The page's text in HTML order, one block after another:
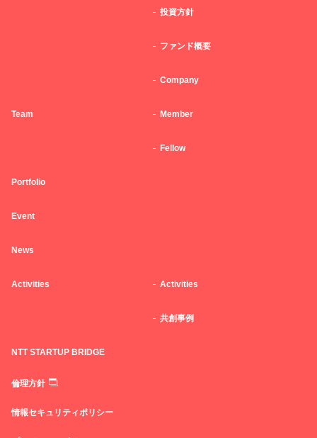
投資方針
ファンド概要
Company
Team Member
Fellow
Portfolio
Event
News
Activities Activities
共創事例
NTT STARTUP BRIDGE
倫理方針
情報セキュリティポリシー